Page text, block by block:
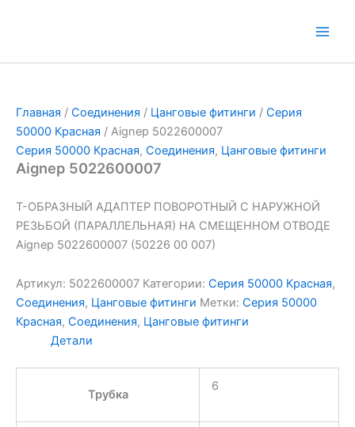
Главная / Соединения / Цанговые фитинги / Серия
50000 Красная / Aignep 5022600007
Серия 50000 Красная, Соединения, Цанговые фитинги
Aignep 5022600007
Т-ОБРАЗНЫЙ АДАПТЕР ПОВОРОТНЫЙ С НАРУЖНОЙ
РЕЗЬБОЙ (ПАРАЛЛЕЛЬНАЯ) НА СМЕЩЕННОМ ОТВОДЕ
Aignep 5022600007 (50226 00 007)
Артикул: 5022600007 Категории: Серия 50000 Красная,
Соединения, Цанговые фитинги Метки: Серия 50000
Красная, Соединения, Цанговые фитинги
Детали
Трубка
6